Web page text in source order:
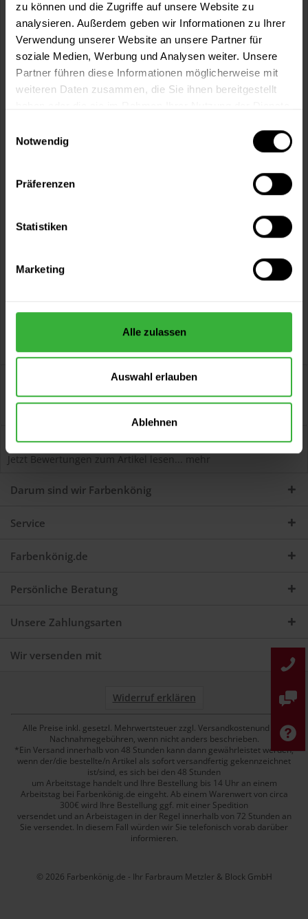
zu können und die Zugriffe auf unsere Website zu
analysieren. Außerdem geben wir Informationen zu Ihrer
Verwendung unserer Website an unsere Partner für
soziale Medien, Werbung und Analysen weiter. Unsere
Partner führen diese Informationen möglicherweise mit
weiteren Daten zusammen, die Sie ihnen bereitgestellt
Notwendig
Präferenzen
Statistiken
Marketing
Alle zulassen
Auswahl erlauben
Ablehnen
In den Warenkorb
Merken Fragen zum Artikel?
Artikel-Nr.: MIX0001NR4_OXID_ROT
Vorteile
Persönliche Beratung unter
Mixol Uni-Abtönkonzentrat (Nr.4 Oxid-Rot) Zum Abtönen von
Bewertungen
0
Jetzt Bewertungen zum Artikel lesen...
mehr
Darum sind wir Farbenkönig
Service
Farbenkönig.de
Persönliche Beratung
Unsere Zahlungsarten
Wir versenden mit
Widerruf erklären
Alle Preise inkl. gesetzl. Mehrwertsteuer zzgl. Versandkostenund ggf.
Nachnahmegebühren, wenn nicht anders beschrieben.
*Ein Versand innerhalb von 48 Stunden kann dann gewährleistet werden,
wenn der/die bestellte/n Artikel als sofort versandfertig gekennzeichnet
ist/sind, es sich bei den 48 Stunden
um Arbeitstage handelt und Ihre Bestellung bis 14 Uhr an einem
Arbeitstag bei Farbenkönig.de eingeht. Ab einem Warenwert von circa
300€ wird Ihre Bestellung ggf. mit einer Spedition
versendet und an Arbeistagen in der Regel innerhalb von 72 Stunden an
Sie versendet. In diesem Fall würden wir Sie telefonisch vorab darüber
informieren.
© 2026 Farbenkönig.de - Ihr Farbraum Metzler & Block GmbH